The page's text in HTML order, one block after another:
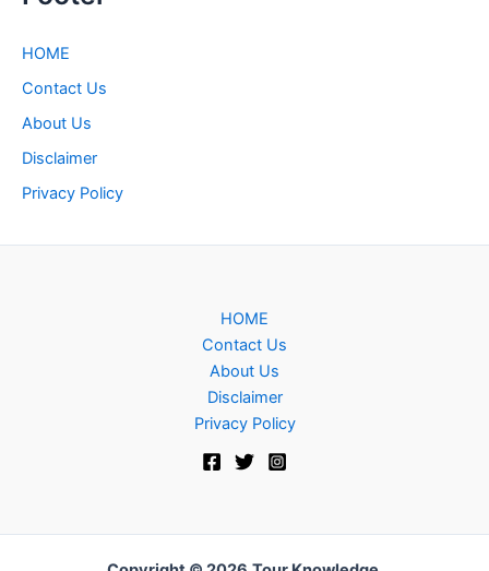
HOME
Contact Us
About Us
Disclaimer
Privacy Policy
HOME
Contact Us
About Us
Disclaimer
Privacy Policy